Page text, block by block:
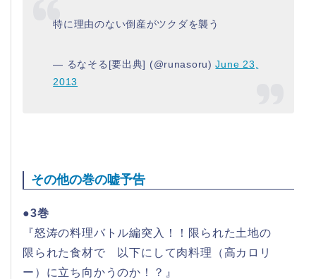
特に理由のない倒産がツクダを襲う
— るなそる[要出典] (@runasoru)June 23,
2013
その他の巻の嘘予告
●3巻
『怒涛の料理バトル編突入！！限られた土地の
限られた食材で 以下にして肉料理（高カロリ
ー）に立ち向かうのか！？』